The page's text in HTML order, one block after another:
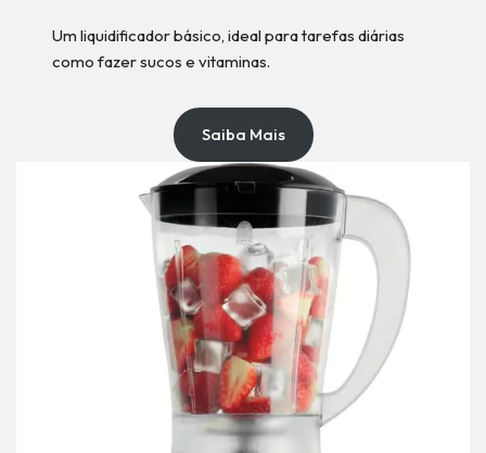
Um liquidificador básico, ideal para tarefas diárias
como fazer sucos e vitaminas.
Saiba Mais